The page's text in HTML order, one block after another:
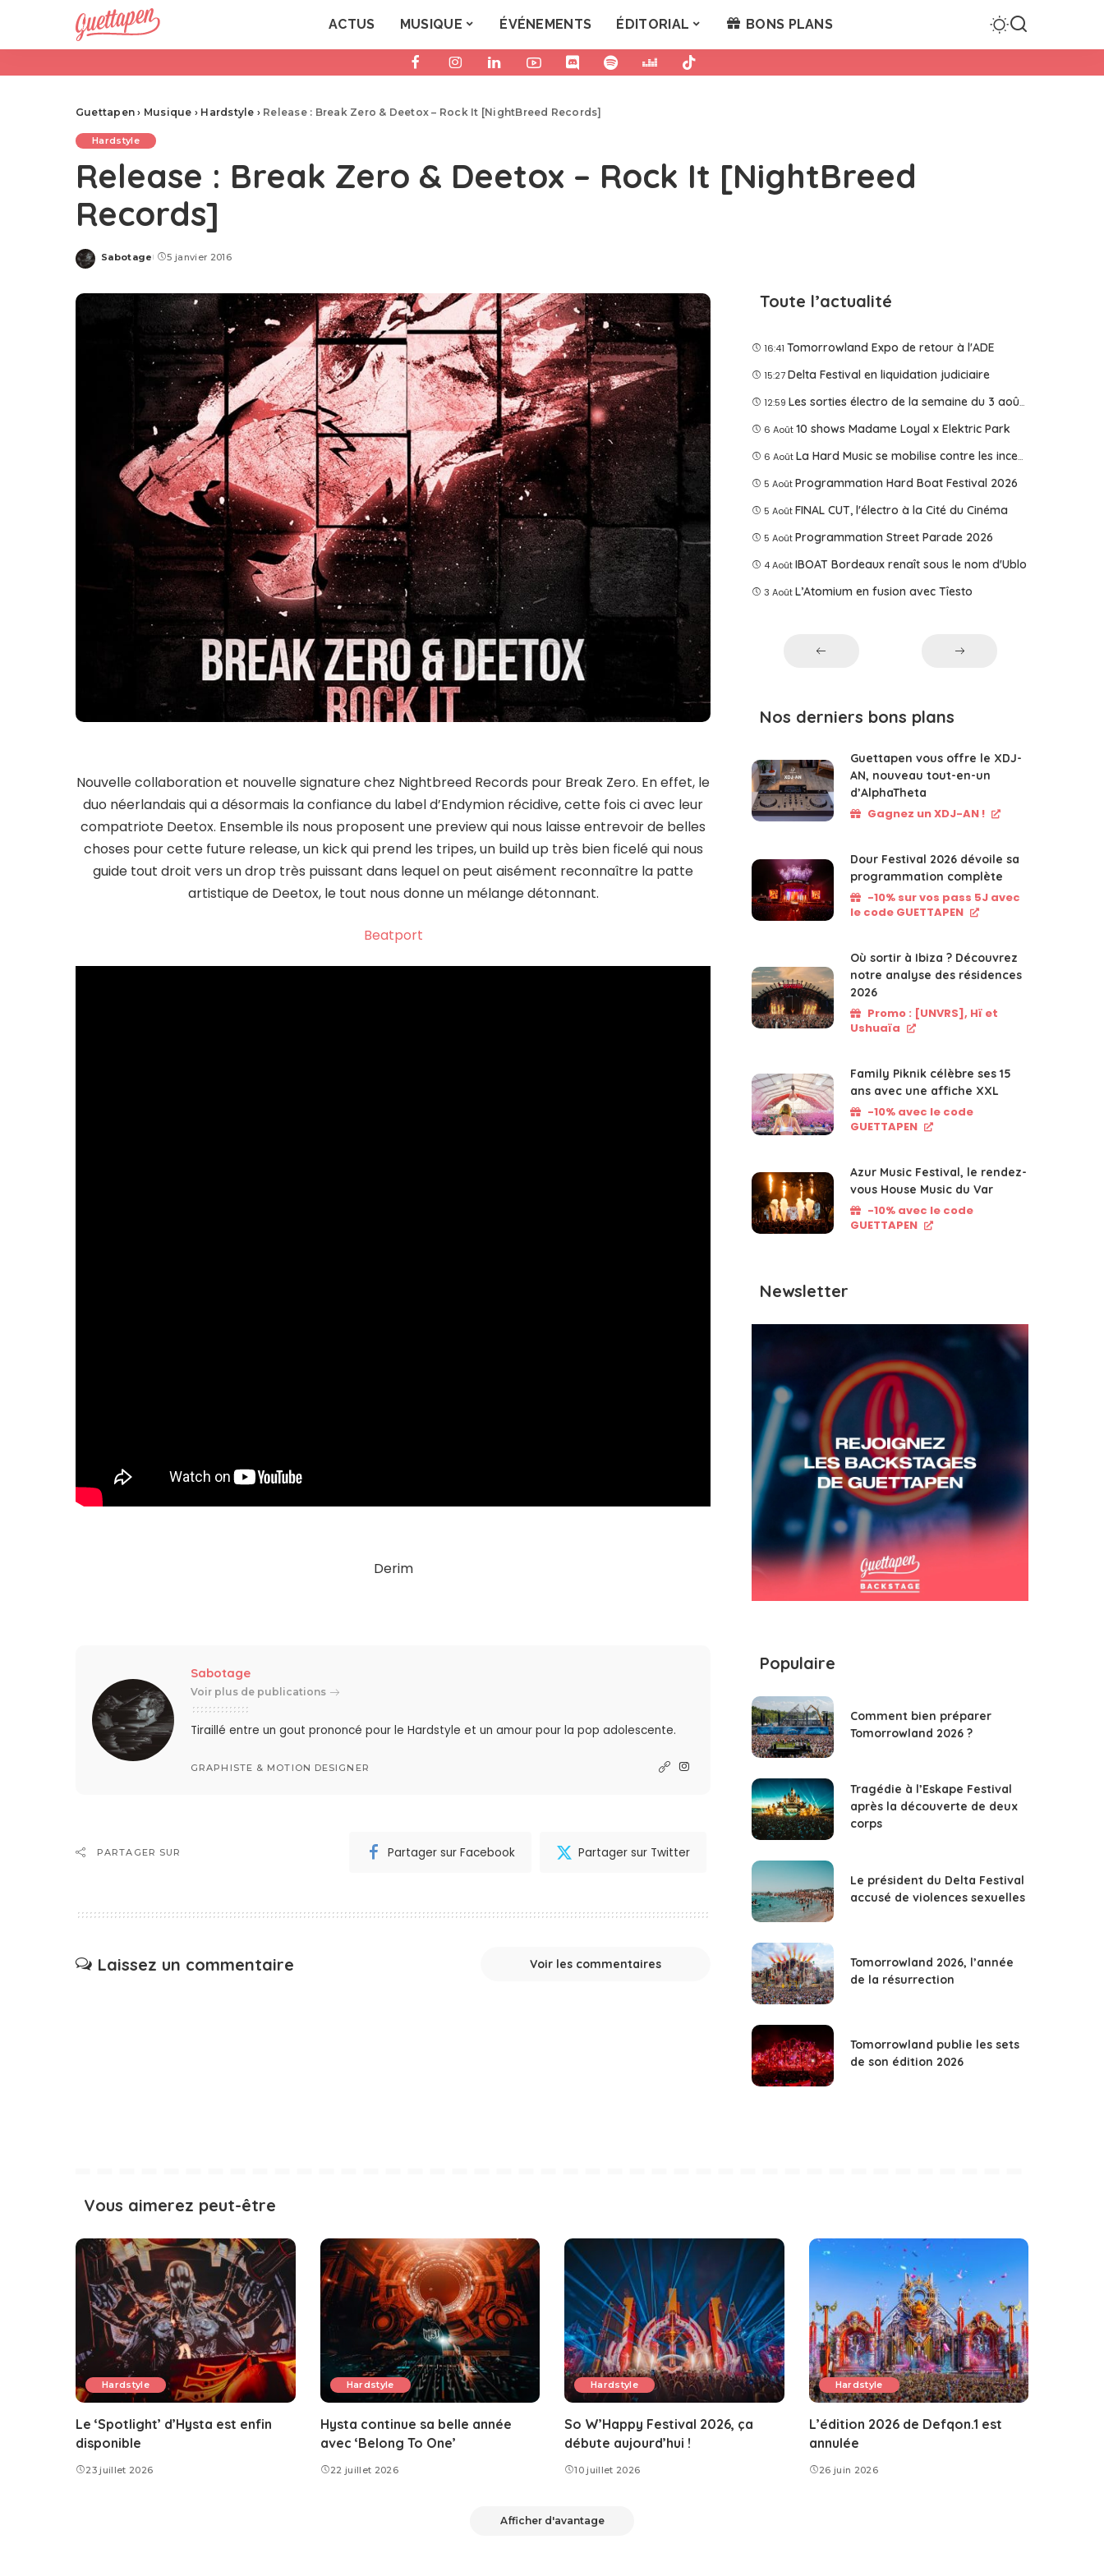
ACTUS MUSIQUE ÉVÉNEMENTS ÉDITORIAL BONS PLANS
Guettapen › Musique › Hardstyle › Release : Break Zero & Deetox – Rock It [NightBreed Records]
Hardstyle
Release : Break Zero & Deetox – Rock It [NightBreed
Records]
Posted
Sabotage 5 janvier 2016
Nouvelle collaboration et nouvelle signature chez Nightbreed Records pour Break Zero. En effet, le
duo néerlandais qui a désormais la confiance du label d’Endymion récidive, cette fois ci avec leur
compatriote Deetox. Ensemble ils nous proposent une preview qui nous laisse entrevoir de belles
choses pour cette future release, un kick qui prend les tripes, un build up très bien ficelé qui nous
guide tout droit vers un drop très puissant dans lequel on peut aisément reconnaître la patte
artistique de Deetox, le tout nous donne un mélange détonnant.
Beatport
Derim
Sabotage
Voir plus de publications
Tiraillé entre un gout prononcé pour le Hardstyle et un amour pour la pop adolescente.
GRAPHISTE & MOTION DESIGNER
PARTAGER SUR Partager sur Facebook Partager sur Twitter
Laissez un commentaire Voir les commentaires
Toute l’actualité
16:41 Tomorrowland Expo de retour à l'ADE
15:27 Delta Festival en liquidation judiciaire
12:59 Les sorties électro de la semaine du 3 août 2026
6 Août 10 shows Madame Loyal x Elektric Park
6 Août La Hard Music se mobilise contre les incendies
5 Août Programmation Hard Boat Festival 2026
5 Août FINAL CUT, l'électro à la Cité du Cinéma
5 Août Programmation Street Parade 2026
4 Août IBOAT Bordeaux renaît sous le nom d'Ublo
3 Août L’Atomium en fusion avec Tîesto
Nos derniers bons plans
Guettapen vous offre le XDJ-
AN, nouveau tout-en-un
d’AlphaTheta
Gagnez un XDJ-AN !
Dour Festival 2026 dévoile sa
programmation complète
-10% sur vos pass 5J avec
le code GUETTAPEN
Où sortir à Ibiza ? Découvrez
notre analyse des résidences
2026
Promo : [UNVRS], Hï et
Ushuaïa
Family Piknik célèbre ses 15
ans avec une affiche XXL
-10% avec le code
GUETTAPEN
Azur Music Festival, le rendez-
vous House Music du Var
-10% avec le code
GUETTAPEN
Newsletter
Populaire
Comment bien préparer
Tomorrowland 2026 ?
Tragédie à l’Eskape Festival
après la découverte de deux
corps
Le président du Delta Festival
accusé de violences sexuelles
Tomorrowland 2026, l’année
de la résurrection
Tomorrowland publie les sets
de son édition 2026
Vous aimerez peut-être
Hardstyle
Le ‘Spotlight’ d’Hysta est enfin
disponible
23 juillet 2026
Hardstyle
Hysta continue sa belle année
avec ‘Belong To One’
22 juillet 2026
Hardstyle
So W’Happy Festival 2026, ça
débute aujourd’hui !
10 juillet 2026
Hardstyle
L’édition 2026 de Defqon.1 est
annulée
26 juin 2026
Afficher d'avantage